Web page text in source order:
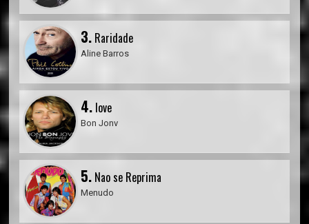
3. Raridade
Aline Barros
4. love
Bon Jonv
5. Nao se Reprima
Menudo